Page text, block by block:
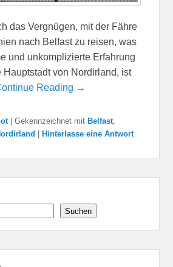
das Vergnügen, mit der Fähre
nach Belfast zu reisen, was
und unkomplizierte Erfahrung
Hauptstadt von Nordirland, ist
Reading →
|Gekennzeichnet mit Belfast,
Hinterlasse eine Antwort
Suchen